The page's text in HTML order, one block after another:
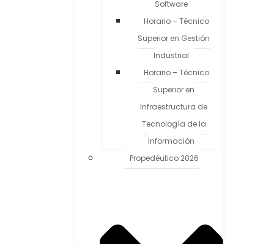
Software
Horario – Técnico
Superior en Gestión
Industrial
Horario – Técnico
Superior en
Infraestructura de
Tecnología de la
Información
Propedéutico 2026